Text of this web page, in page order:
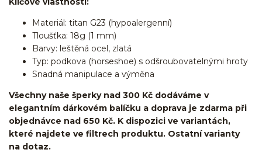
Materiál: titan G23 (hypoalergenní)
Tloušťka: 18g (1 mm)
Barvy: leštěná ocel, zlatá
Typ: podkova (horseshoe) s odšroubovatelnými hroty
Snadná manipulace a výměna
Všechny naše šperky nad 300 Kč dodáváme v
elegantním dárkovém balíčku a doprava je zdarma při
objednávce nad 650 Kč. K dispozici ve variantách,
které najdete ve filtrech produktu. Ostatní varianty
na dotaz.